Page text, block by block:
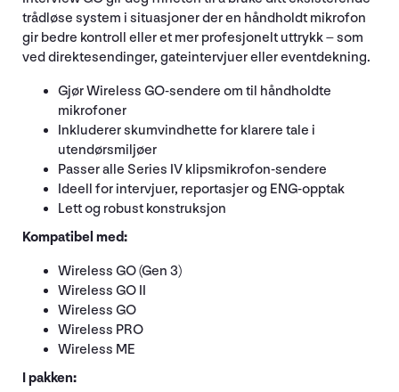
trådløse system i situasjoner der en håndholdt mikrofon
gir bedre kontroll eller et mer profesjonelt uttrykk – som
ved direktesendinger, gateintervjuer eller eventdekning.
Gjør Wireless GO-sendere om til håndholdte
mikrofoner
Inkluderer skumvindhette for klarere tale i
utendørsmiljøer
Passer alle Series IV klipsmikrofon-sendere
Ideell for intervjuer, reportasjer og ENG-opptak
Lett og robust konstruksjon
Kompatibel med:
Wireless GO (Gen 3)
Wireless GO II
Wireless GO
Wireless PRO
Wireless ME
I pakken: